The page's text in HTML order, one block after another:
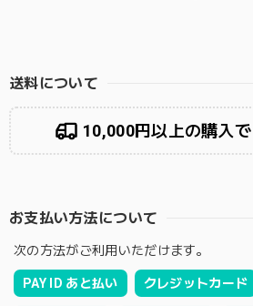
送料について
10,000円以上の購入で
お支払い方法について
次の方法がご利用いただけます。
PAY ID あと払い クレジットカード